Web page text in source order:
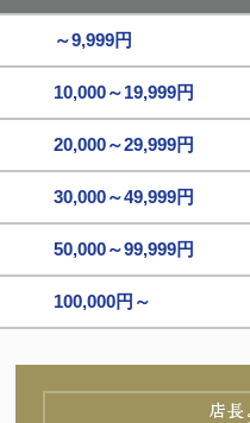
～9,999円
10,000～19,999円
20,000～29,999円
30,000～49,999円
50,000～99,999円
100,000円～